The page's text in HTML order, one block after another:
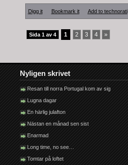
Digg it Bookmark it Add to technorati
Sida 1 av 4 1 2 3 4 »
Nyligen skrivet
Resan till norra Portugal kom av sig
Lugna dagar
En härlig julafton
Nästan en månad sen sist
Enarmad
Long time, no see…
Tomtar på loftet